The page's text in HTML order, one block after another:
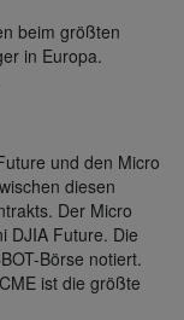
beim größten
in Europa.
und den Micro
diesen
Der Micro
DJIA Future. Die
Börse notiert.
ist die größte